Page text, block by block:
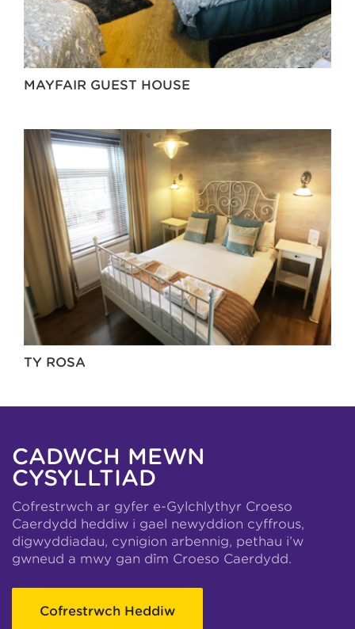
MAYFAIR GUEST HOUSE
TY ROSA
CADWCH MEWN
CYSYLLTIAD
Cofrestrwch ar gyfer e-Gylchlythyr Croeso
Caerdydd heddiw i gael newyddion cyffrous,
digwyddiadau, cynigion arbennig, pethau i’w
gwneud a mwy gan dîm Croeso Caerdydd.
Cofrestrwch Heddiw